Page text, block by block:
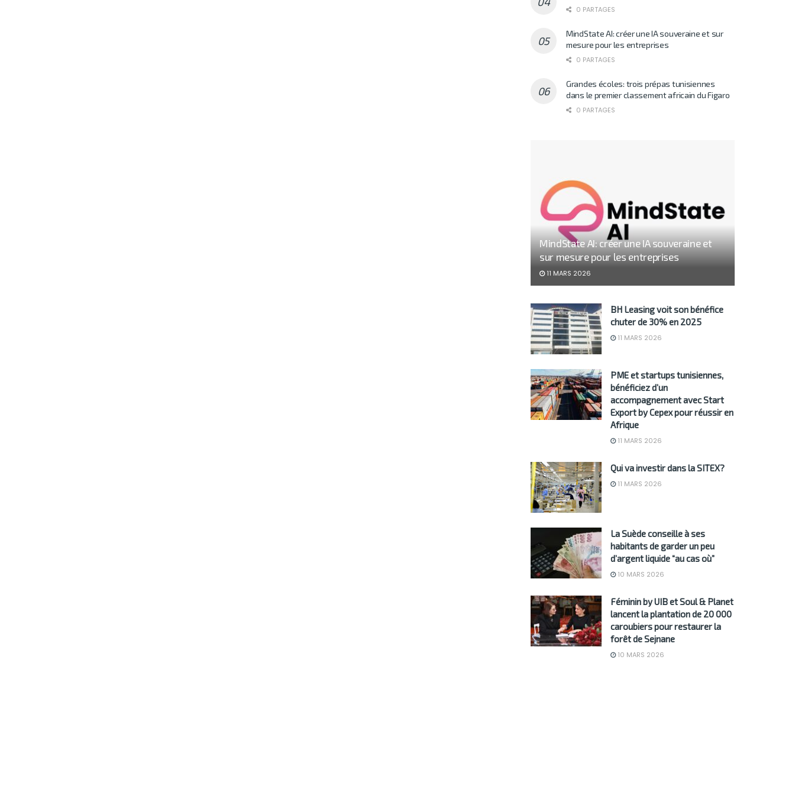
0 PARTAGES
MindState AI: créer une IA souveraine et sur
mesure pour les entreprises
0 PARTAGES
Grandes écoles: trois prépas tunisiennes
dans le premier classement africain du Figaro
0 PARTAGES
MindState AI: créer une IA souveraine et
sur mesure pour les entreprises
11 MARS 2026
BH Leasing voit son bénéfice
chuter de 30% en 2025
11 MARS 2026
PME et startups tunisiennes,
bénéficiez d’un
accompagnement avec Start
Export by Cepex pour réussir en
Afrique
11 MARS 2026
Qui va investir dans la SITEX?
11 MARS 2026
La Suède conseille à ses
habitants de garder un peu
d’argent liquide “au cas où”
10 MARS 2026
Féminin by UIB et Soul & Planet
lancent la plantation de 20 000
caroubiers pour restaurer la
forêt de Sejnane
10 MARS 2026